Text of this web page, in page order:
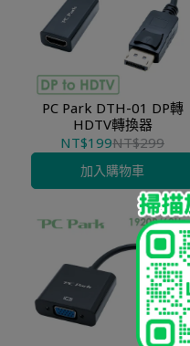
PC Park DTH-01 DP轉
HDTV轉換器
NT$199NT$299
加入購物車